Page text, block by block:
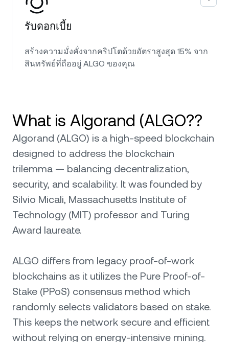
รับดอกเบี้ย
สร้างความมั่งคั่งจากคริปโตด้วยอัตราสูงสุด 15% จาก
สินทรัพย์ที่ถืออยู่ ALGO ของคุณ
What is Algorand (ALGO??
Algorand (ALGO) is a high-speed blockchain
designed to address the blockchain
trilemma — balancing decentralization,
security, and scalability. It was founded by
Silvio Micali, Massachusetts Institute of
Technology (MIT) professor and Turing
Award laureate.
ALGO differs from legacy proof-of-work
blockchains as it utilizes the Pure Proof-of-
Stake (PPoS) consensus method which
randomly selects validators based on stake.
This keeps the network secure and efficient
without relying on energy-intensive mining.